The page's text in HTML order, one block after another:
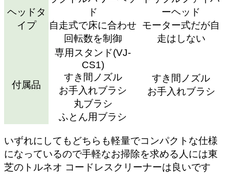
ヘッドタ
イプ
ド
自走式で床に合わせ
回転数を制御
ーヘッド
モーター式だが自
走はしない
付属品
専用スタンド(VJ-
CS1)
すき間ノズル
お手入れブラシ
丸ブラシ
ふとん用ブラシ
すき間ノズル
お手入れブラシ
いずれにしてもどちらも軽量でコンパクトな仕様
になっているので手軽なお掃除を求める人には東
芝のトルネオ コードレスクリーナーは良いです